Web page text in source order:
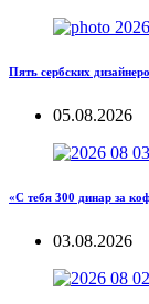
Пять сербских
05.08.2026
«С тебя 300 динар за
03.08.2026